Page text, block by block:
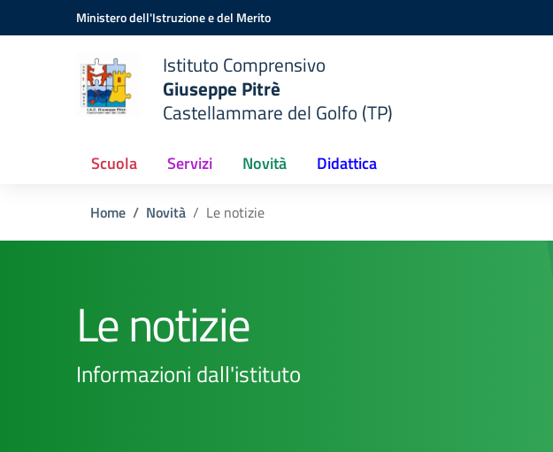
Vai ai contenuti
Vai al menu di navigazioneMinistero dell'Istruzione e del Merito
Istituto Comprensivo
Giuseppe Pitrè
Castellammare del Golfo (TP)
Scuola Servizi Novità Didattica
Home Novità Le notizie
Le notizie
Informazioni dall'istituto